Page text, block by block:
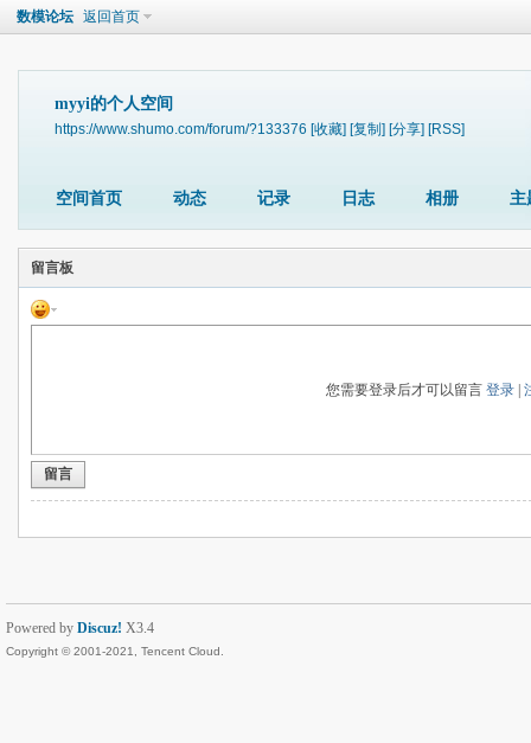
数模论坛 返回首页
myyi的个人空间
https://www.shumo.com/forum/?133376 [收藏] [复制] [分享] [RSS]
空间首页 动态 记录 日志 相册 主
留言板
您需要登录后才可以留言登录 |
留言
Powered by Discuz! X3.4
Copyright © 2001-2021, Tencent Cloud.